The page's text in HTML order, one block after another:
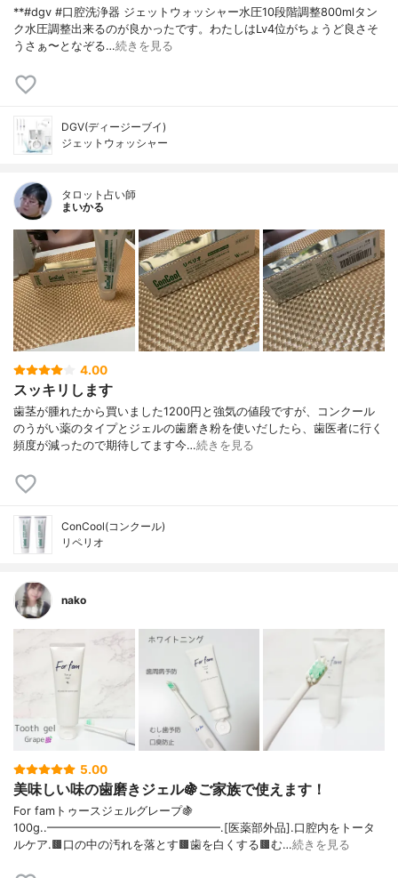
**#dgv #口腔洗浄器 ジェットウォッシャー水圧10段階調整800mlタン
ク水圧調整出来るのが良かったです。わたしはLv4位がちょうど良さそ
うさぁ〜となぞる…続きを見る
DGV(ディージーブイ)
ジェットウォッシャー
タロット占い師
まいかる
4.00
スッキリします
歯茎が腫れたから買いました1200円と強気の値段ですが、コンクール
のうがい薬のタイプとジェルの歯磨き粉を使いだしたら、歯医者に行く
頻度が減ったので期待してます今…続きを見る
ConCool(コンクール)
リペリオ
nako
5.00
美味しい味の歯磨きジェル🍇ご家族で使えます！
For famトゥースジェルグレープ🍇
100g..━━━━━━━━━━━━━━━.[医薬部外品].口腔内をトータ
ルケア.🟫口の中の汚れを落とす🟫歯を白くする🟫む…続きを見る